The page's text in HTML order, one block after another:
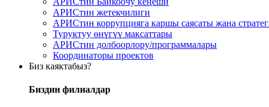
АРИСтин жетекчилиги
АРИСтин коррупцияга каршы саясаты жана
Туруктуу өнүгүү максаттары
АРИСтин долбоорлору/программалары
Координаторы проектов
Биз каяктабыз?
Биздин филиалдар